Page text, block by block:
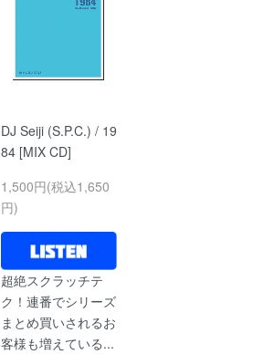
DJ Seiji (S.P.C.) / 19
84 [MIX CD]
1,500円(税込1,650
円)
超絶スクラッチテ
ク！連番でシリーズ
まとめ買いされるお
客様も増えている...